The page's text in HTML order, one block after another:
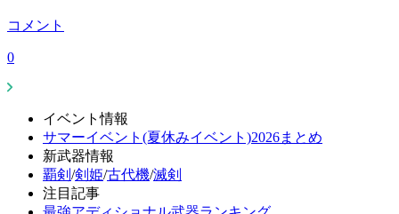
コメント
0
イベント情報
サマーイベント(夏休みイベント)2026まとめ
新武器情報
覇剣 /剣姫/古代機/滅剣
注目記事